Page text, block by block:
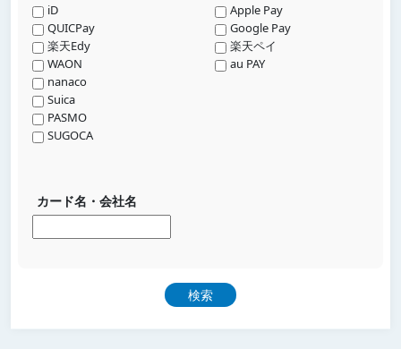
iD
QUICPay
楽天Edy
WAON
nanaco
Suica
PASMO
SUGOCA
Apple Pay
Google Pay
楽天ペイ
au PAY
カード名・会社名